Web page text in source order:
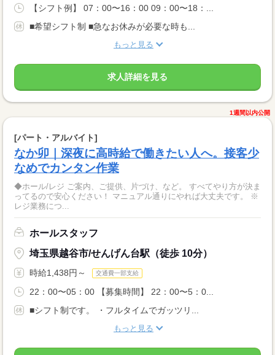
【シフト例】 07：00〜16：00 09：00〜18：...
■希望シフト制 ■急なお休みが必要な時も...
もっと見る
求人詳細を見る
1週間以内公開
[パート・アルバイト]
なか卯｜深夜に高時給で働きたい人へ。接客少
なめでカンタン作業
◆ホール/レジ ご案内、ご提供、片づけ、など。 すべてやり方が決ま
ってるので安心ください！ マニュアル通りにやれば大丈夫です。 ※
レジ業務につ...
ホールスタッフ
埼玉県越谷市/せんげん台駅（徒歩 10分）
時給1,438円～ 交通費一部支給
22：00〜05：00 【募集時間】 22：00〜5：0...
■シフト制です。 ・フルタイムでガッツリ...
もっと見る